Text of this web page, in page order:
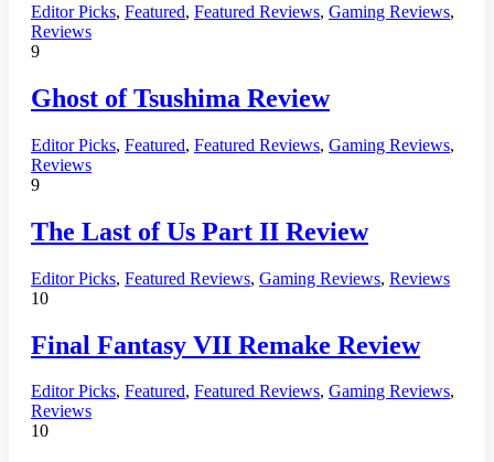
Editor Picks, Featured, Featured Reviews, Gaming Reviews,
Reviews
9
Ghost of Tsushima Review
Editor Picks, Featured, Featured Reviews, Gaming Reviews,
Reviews
9
The Last of Us Part II Review
Editor Picks, Featured Reviews, Gaming Reviews, Reviews
10
Final Fantasy VII Remake Review
Editor Picks, Featured, Featured Reviews, Gaming Reviews,
Reviews
10